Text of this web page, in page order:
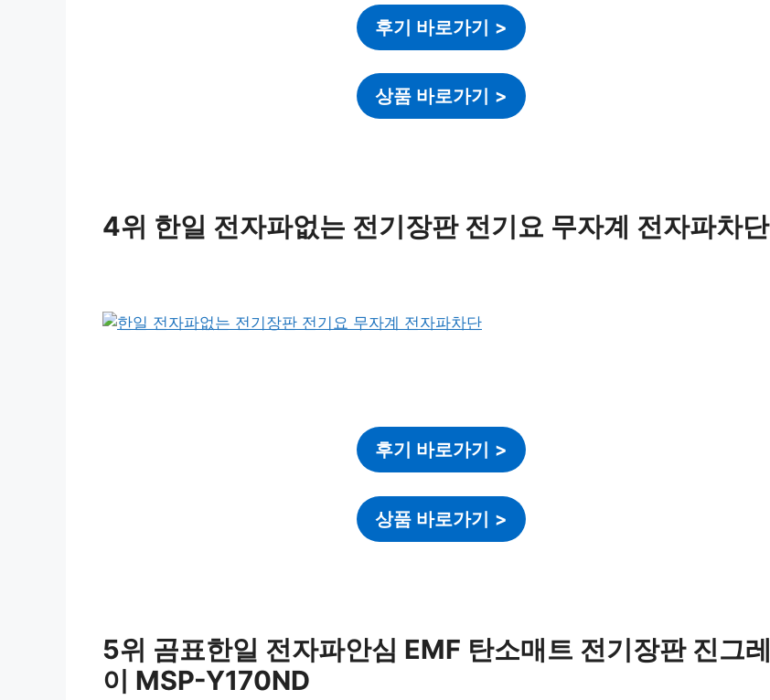
후기 바로가기 >
상품 바로가기 >
4위 한일 전자파없는 전기장판 전기요 무자계 전자파차단
후기 바로가기 >
상품 바로가기 >
5위 곰표한일 전자파안심 EMF 탄소매트 전기장판 진그레
이 MSP-Y170ND